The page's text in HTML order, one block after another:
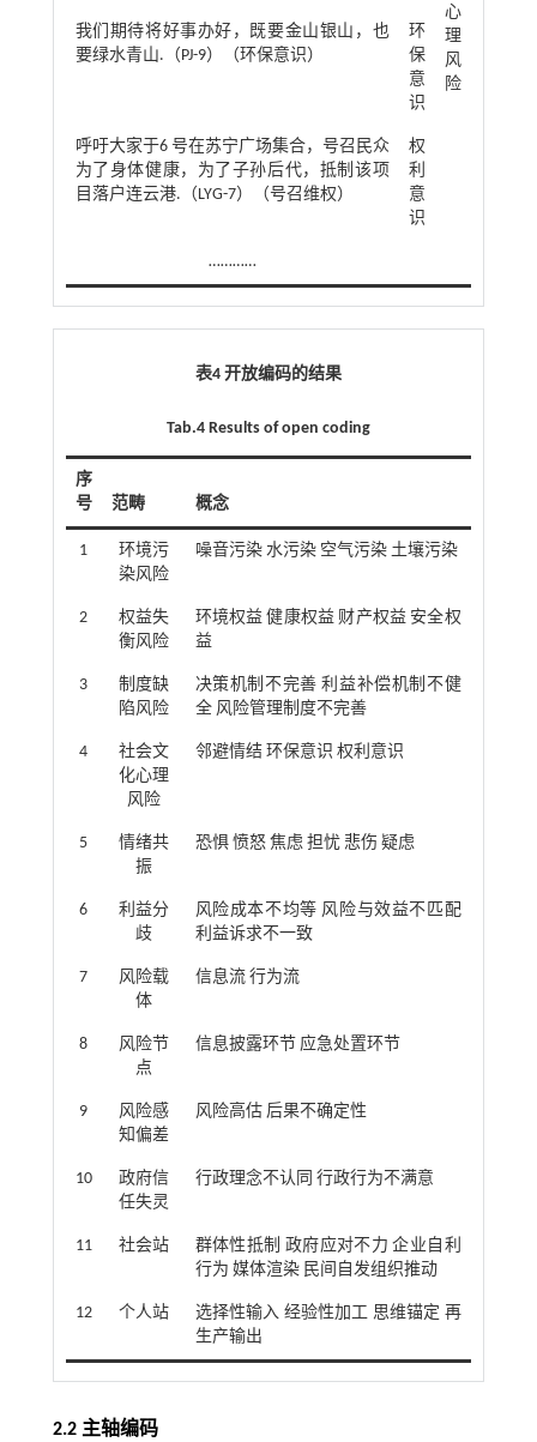
心
理
风
险
我们期待将好事办好，既要金山银山，也
要绿水青山.（PJ-9）（环保意识）
环
保
意
识
呼吁大家于6 号在苏宁广场集合，号召民众
为了身体健康，为了子孙后代，抵制该项
目落户连云港.（LYG-7）（号召维权）
权
利
意
识
…………
表4 开放编码的结果
Tab.4 Results of open coding
序
号
范畴 概念
1
环境污
染风险
噪音污染 水污染 空气污染 土壤污染
2
权益失
衡风险
环境权益 健康权益 财产权益 安全权
益
3
制度缺
陷风险
决策机制不完善 利益补偿机制不健
全 风险管理制度不完善
4
社会文
化心理
风险
邻避情结 环保意识 权利意识
5
情绪共
振
恐惧 愤怒 焦虑 担忧 悲伤 疑虑
6
利益分
歧
风险成本不均等 风险与效益不匹配
利益诉求不一致
7
风险载
体
信息流 行为流
8
风险节
点
信息披露环节 应急处置环节
9
风险感
知偏差
风险高估 后果不确定性
10
政府信
任失灵
行政理念不认同 行政行为不满意
11 社会站
群体性抵制 政府应对不力 企业自利
行为 媒体渲染 民间自发组织推动
12 个人站
选择性输入 经验性加工 思维锚定 再
生产输出
2.2 主轴编码